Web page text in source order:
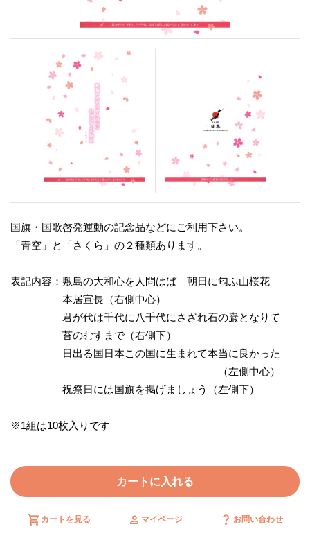
国旗・国歌啓発運動の記念品などにご利用下さい。
「青空」と「さくら」の２種類あります。
表記内容：敷島の大和心を人問はば 朝日に匂ふ山桜花
本居宣長（右側中心）
君が代は千代に八千代にさざれ石の巌となりて
苔のむすまで（右側下）
日出る国日本この国に生まれて本当に良かった
（左側中心）
祝祭日には国旗を掲げましょう（左側下）
※1組は10枚入りです
カートに入れる
shopping_cart カートを見る person マイページ question_mark お問い合わせ